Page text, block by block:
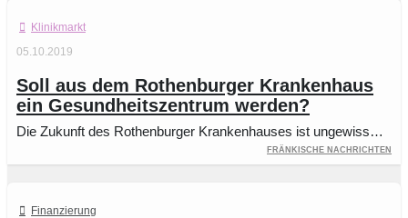
Klinikmarkt
05.10.2019
Soll aus dem Rothenburger Krankenhaus
ein Gesundheitszentrum werden?
Die Zukunft des Rothenburger Krankenhauses ist ungewiss…
Fränkische Nachrichten
Finanzierung